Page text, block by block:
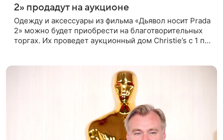
2» продадут на аукционе
Одежду и аксессуары из фильма «Дьявол носит Prada
2» можно будет приобрести на благотворительных
торгах. Их проведет аукционный дом Christie’s с 1 по